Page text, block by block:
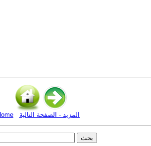
المزيد - الصفحة التالية